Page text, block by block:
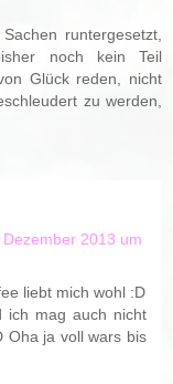
runtergesetzt,
noch kein Teil
Glück reden, nicht
zu werden,
Dezember 2013 um
liebt mich wohl :D
ich mag auch nicht
Oha ja voll wars bis